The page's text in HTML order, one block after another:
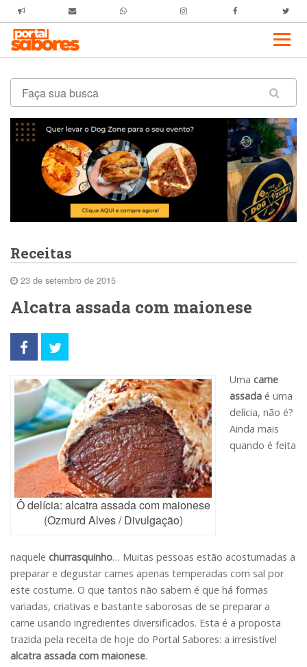
Receitas
23 de setembro de 2015
Alcatra assada com maionese
Ô delícia: alcatra assada com maionese
(Ozmurd Alves / Divulgação)
Uma carne
assada é uma
delícia, não é?
Ainda mais
quando é feita
naquele churrasquinho… Muitas pessoas estão acostumadas a
preparar e degustar carnes apenas temperadas com sal por
este costume. O que tantos não sabem é que há formas
variadas, criativas e bastante saborosas de se preparar a
carne usando ingredientes diversificados. Esta é a proposta
trazida pela receita de hoje do Portal Sabores: a irresistível
alcatra assada com maionese.